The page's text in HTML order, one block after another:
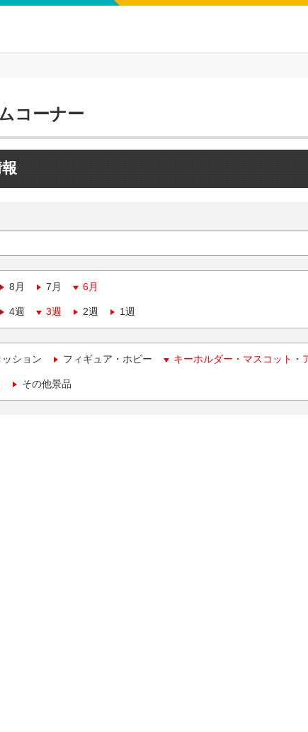
コーナー
8月 7月 6月
4週 3週 2週 1週
ション フィギュア・ホビー キーホルダー・マスコット・
その他景品